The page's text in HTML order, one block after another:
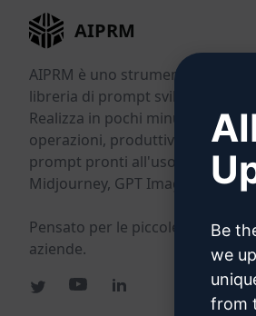
AIPRM
AIPRM è uno strumento di
libreria di prompt sviluppata
Realizza in pochi minuti attività
operazioni, produttività e
prompt pronti all'uso per
Midjourney, GPT Image e molti
Pensato per le piccole imprese.
aziende.
Be
we
from